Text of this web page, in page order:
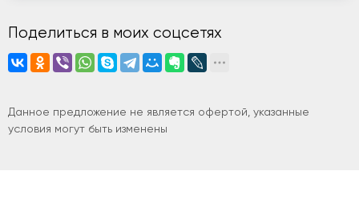
Поделиться в моих соцсетях
Данное предложение не является офертой, указанные
условия могут быть изменены